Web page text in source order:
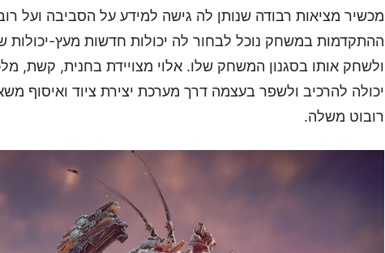
מכשיר מציאות רבודה שנותן לה גישה למידע על הסביבה ועל
ההתקדמות במשחק נוכל לבחור לה יכולות חדשות מעץ-
ולשחק אותו בסגנון המשחק שלו. אלוי מצויידת בחנית, קשת,
יכולה להרכיב ולשפר בעצמה דרך מערכת יצירת ציוד ואיסוף
רובוט משלה.